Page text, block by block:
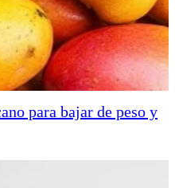
para bajar de peso y